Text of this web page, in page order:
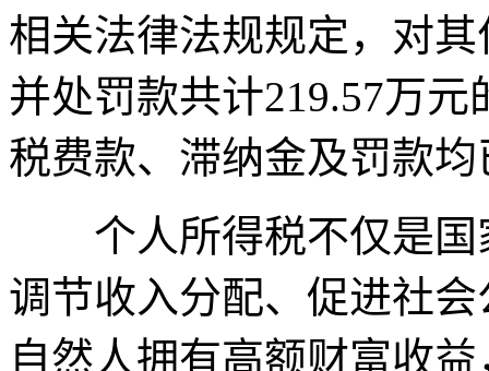
相关法律法规规定，对
并处罚款共计219.57万
税费款、滞纳金及罚款
个人所得税不仅是国
调节收入分配、促进社
自然人拥有高额财富收